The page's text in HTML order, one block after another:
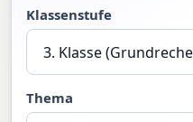
Klassenstufe
Thema